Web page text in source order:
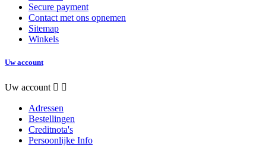
Secure payment
Contact met ons opnemen
Sitemap
Winkels
Uw account
Uw account  
Adressen
Bestellingen
Creditnota's
Persoonlijke Info